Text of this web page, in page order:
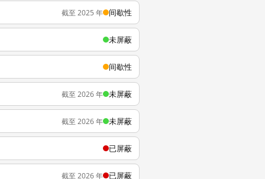
截至 2025 年 间歇性
未屏蔽
间歇性
截至 2026 年 未屏蔽
截至 2026 年 未屏蔽
已屏蔽
截至 2026 年 已屏蔽